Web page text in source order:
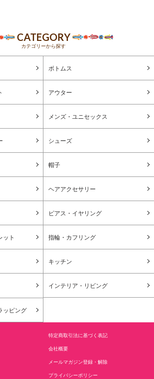
CATEGORY
カテゴリーから探す
ボトムス
アウター
メンズ・ユニセックス
シューズ
帽子
ヘアアクセサリー
ピアス・イヤリング
ット 指輪・カフリング
キッチン
インテリア・リビング
ッピング
特定商取引法に基づく表記
会社概要
メールマガジン登録・解除
プライバシーポリシー